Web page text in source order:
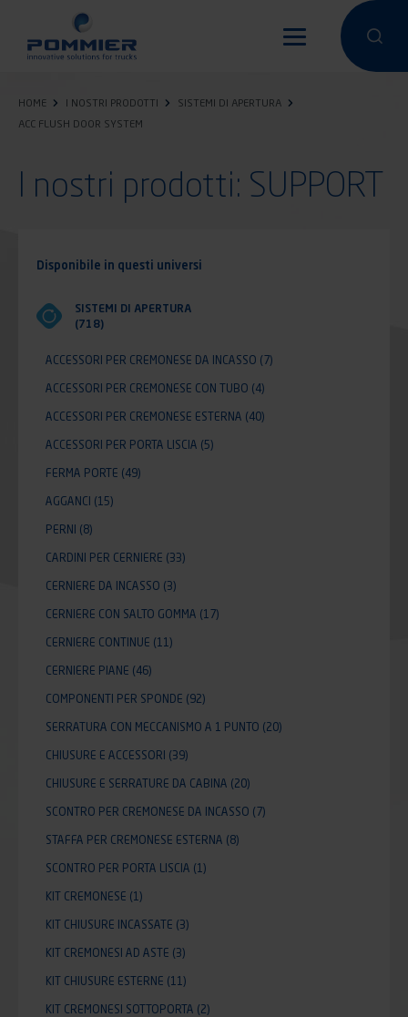
contenuto
Condurre
HOME I NOSTRI PRODOTTI
SISTEMI DI APERTURA
ACC FLUSH DOOR SYSTEM
I nostri prodotti: SUPPORT
Disponibile in questi universi
SISTEMI DI APERTURA
(718)
ACCESSORI PER CREMONESE DA INCASSO (7)
ACCESSORI PER CREMONESE CON TUBO (4)
ACCESSORI PER CREMONESE ESTERNA (40)
ACCESSORI PER PORTA LISCIA (5)
FERMA PORTE (49)
AGGANCI (15)
PERNI (8)
CARDINI PER CERNIERE (33)
CERNIERE DA INCASSO (3)
CERNIERE CON SALTO GOMMA (17)
CERNIERE CONTINUE (11)
CERNIERE PIANE (46)
COMPONENTI PER SPONDE (92)
SERRATURA CON MECCANISMO A 1 PUNTO (20)
CHIUSURE E ACCESSORI (39)
CHIUSURE E SERRATURE DA CABINA (20)
SCONTRO PER CREMONESE DA INCASSO (7)
STAFFA PER CREMONESE ESTERNA (8)
SCONTRO PER PORTA LISCIA (1)
KIT CREMONESE (1)
KIT CHIUSURE INCASSATE (3)
KIT CREMONESI AD ASTE (3)
KIT CHIUSURE ESTERNE (11)
KIT CREMONESI SOTTOPORTA (2)